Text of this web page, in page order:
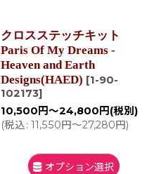
クロスステッチキット
Paris Of My Dreams -
Heaven and Earth
Designs(HAED) [1-90-
102173]
10,500 円～24,800 円 (税別)
(税込: 11,550円～27,280円)
オプション選択